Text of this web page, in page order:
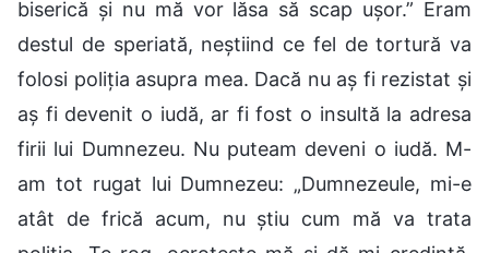
biserică și nu mă vor lăsa să scap ușor.” Eram
destul de speriată, neștiind ce fel de tortură va
folosi poliția asupra mea. Dacă nu aș fi rezistat și
aș fi devenit o iudă, ar fi fost o insultă la adresa
firii lui Dumnezeu. Nu puteam deveni o iudă. M-
am tot rugat lui Dumnezeu: „Dumnezeule, mi-e
atât de frică acum, nu știu cum mă va trata